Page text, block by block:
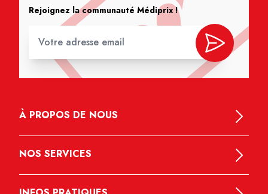
Rejoignez la communauté Médiprix !
À PROPOS DE NOUS
NOS SERVICES